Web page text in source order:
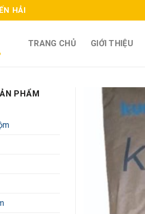
HẢI
TRANG CHỦ GIỚI THIỆU
PHẨM